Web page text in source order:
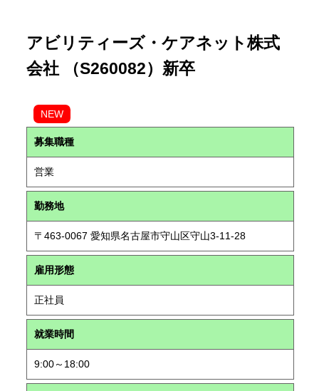
アビリティーズ・ケアネット株式
会社 （S260082）新卒
NEW
募集職種
営業
勤務地
〒463-0067 愛知県名古屋市守山区守山3-11-28
雇用形態
正社員
就業時間
9:00～18:00